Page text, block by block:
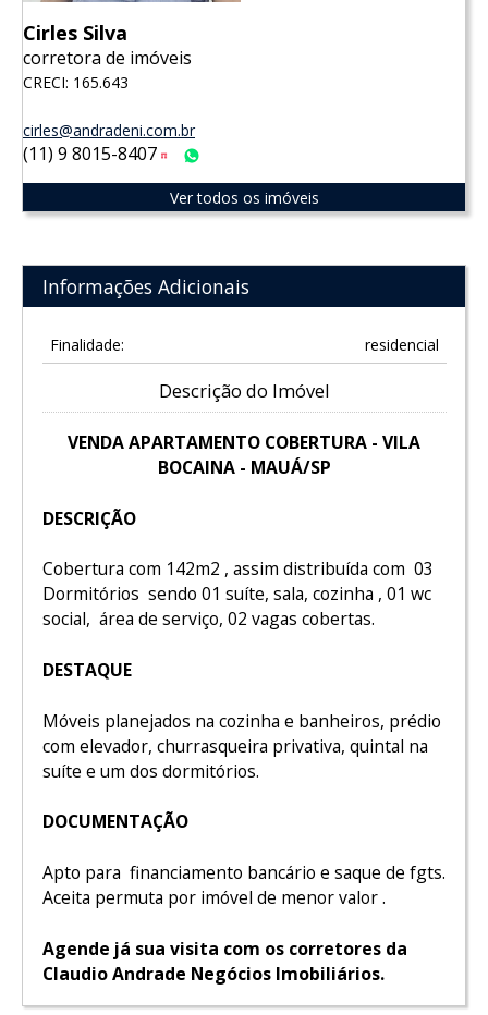
Cirles Silva
corretora de imóveis
CRECI: 165.643
cirles@andradeni.com.br
(11) 9 8015-8407 Tim
Ver todos os imóveis
Informações Adicionais
Finalidade: residencial
Descrição do Imóvel
VENDA APARTAMENTO COBERTURA - VILA
BOCAINA - MAUÁ/SP
DESCRIÇÃO
Cobertura com 142m2 , assim distribuída com 03
Dormitórios sendo 01 suíte, sala, cozinha , 01 wc
social, área de serviço, 02 vagas cobertas.
DESTAQUE
Móveis planejados na cozinha e banheiros, prédio
com elevador, churrasqueira privativa, quintal na
suíte e um dos dormitórios.
DOCUMENTAÇÃO
Apto para financiamento bancário e saque de fgts.
Aceita permuta por imóvel de menor valor .
Agende já sua visita com os corretores da
Claudio Andrade Negócios Imobiliários.